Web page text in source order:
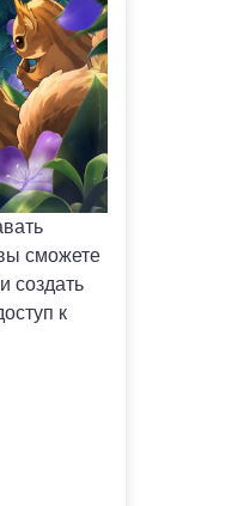
сможете
создать
к